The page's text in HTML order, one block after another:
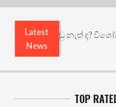
Latest
News
ඇතුළෙයි කුඩු නැත් ද?
TOP